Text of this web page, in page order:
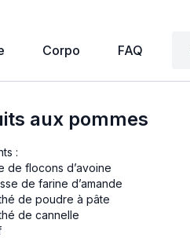
Corpo FAQ
aux pommes
:
de flocons d’avoine
de farine d’amande
de poudre à pâte
de cannelle